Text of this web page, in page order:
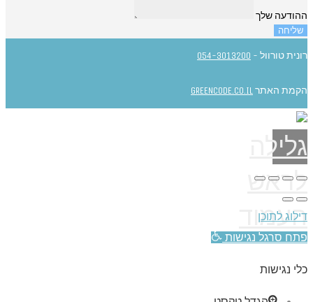
ההודעה שלך
שליחה
רונית טורוול - 054-3013200
הקמת האתרGREENCODE.CO.IL
גלילה
לראש
העמוד
דילוג לתוכן
פתח סרגל נגישות
כלי נגישות